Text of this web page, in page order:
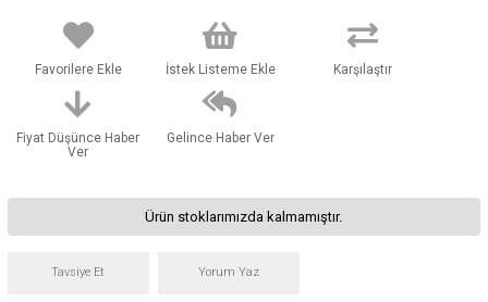
Favorilere Ekle İstek Listeme Ekle Karşılaştır
Fiyat Düşünce Haber
Ver
Gelince Haber Ver
Ürün stoklarımızda kalmamıştır.
Tavsiye Et Yorum Yaz